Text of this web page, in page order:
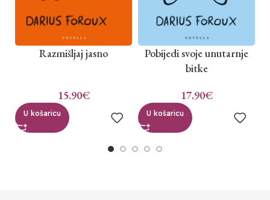
Razmišljaj jasno
15.90€
U košaricu
Pobijedi svoje unutarnje
bitke
17.90€
U košaricu